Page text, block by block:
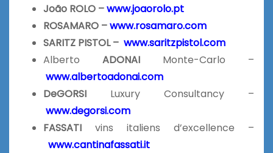
João ROLO –www.joaorolo.pt
ROSAMARO –www.rosamaro.com
SARITZ PISTOL – www.saritzpistol.com
Alberto ADONAI Monte-Carlo –
www.albertoadonai.com
DeGORSI Luxury Consultancy –
www.degorsi.com
FASSATI vins italiens d’excellence –
www.cantinafassati.it